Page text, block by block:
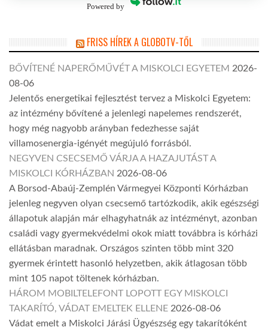
Powered by
FRISS HÍREK A GLOBOTV-TŐL
BŐVÍTENÉ NAPERŐMŰVÉT A MISKOLCI EGYETEM 2026-
08-06
Jelentős energetikai fejlesztést tervez a Miskolci Egyetem:
az intézmény bővítené a jelenlegi napelemes rendszerét,
hogy még nagyobb arányban fedezhesse saját
villamosenergia-igényét megújuló forrásból.
NEGYVEN CSECSEMŐ VÁRJA A HAZAJUTÁST A
MISKOLCI KÓRHÁZBAN 2026-08-06
A Borsod-Abaúj-Zemplén Vármegyei Központi Kórházban
jelenleg negyven olyan csecsemő tartózkodik, akik egészségi
állapotuk alapján már elhagyhatnák az intézményt, azonban
családi vagy gyermekvédelmi okok miatt továbbra is kórházi
ellátásban maradnak. Országos szinten több mint 320
gyermek érintett hasonló helyzetben, akik átlagosan több
mint 105 napot töltenek kórházban.
HÁROM MOBILTELEFONT LOPOTT EGY MISKOLCI
TAKARÍTÓ, VÁDAT EMELTEK ELLENE 2026-08-06
Vádat emelt a Miskolci Járási Ügyészség egy takarítóként